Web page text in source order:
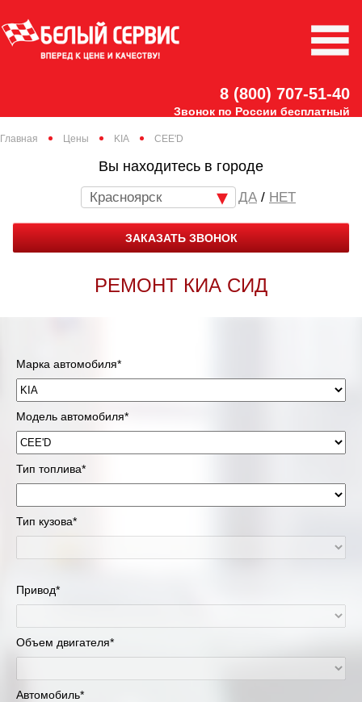
8 (800) 707-51-40
Звонок по России бесплатный
Главная Цены KIA CEE'D
Вы находитесь в городе
Красноярск / НЕТ
ЗАКАЗАТЬ ЗВОНОК
РЕМОНТ КИА СИД
Марка автомобиля*
Модель автомобиля*
Тип топлива*
Тип кузова*
Привод*
Объем двигателя*
Автомобиль*